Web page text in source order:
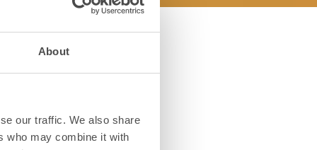
About
our traffic. We also share
who may combine it with
fritt i
känt som